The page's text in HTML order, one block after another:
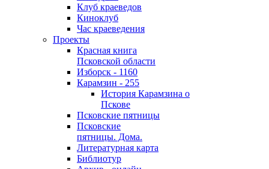
Клуб краеведов
Киноклуб
Час краеведения
Проекты
Красная книга
Псковской области
Изборск - 1160
Карамзин - 255
История Карамзина о
Пскове
Псковские пятницы
Псковские
пятницы. Дома.
Литературная карта
Библиотур